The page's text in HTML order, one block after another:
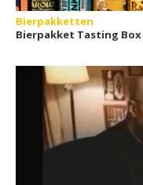
Bierpakketten
Bierpakket Tasting Box